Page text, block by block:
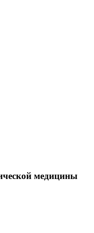
медицины